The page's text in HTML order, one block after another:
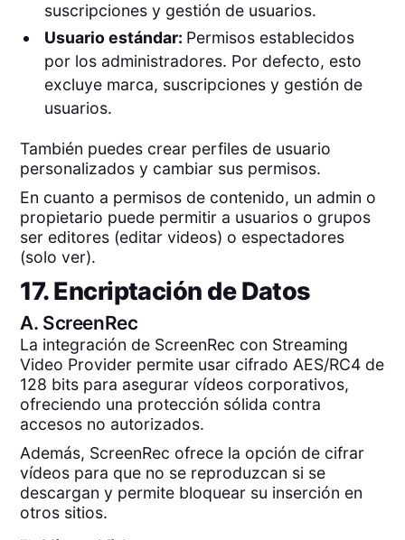
suscripciones y gestión de usuarios.
Usuario estándar: Permisos establecidos
por los administradores. Por defecto, esto
excluye marca, suscripciones y gestión de
usuarios.
También puedes crear perfiles de usuario
personalizados y cambiar sus permisos.
En cuanto a permisos de contenido, un admin o
propietario puede permitir a usuarios o grupos
ser editores (editar videos) o espectadores
(solo ver).
17. Encriptación de Datos
A. ScreenRec
La integración de ScreenRec con Streaming
Video Provider permite usar cifrado AES/RC4 de
128 bits para asegurar vídeos corporativos,
ofreciendo una protección sólida contra
accesos no autorizados.
Además, ScreenRec ofrece la opción de cifrar
vídeos para que no se reproduzcan si se
descargan y permite bloquear su inserción en
otros sitios.